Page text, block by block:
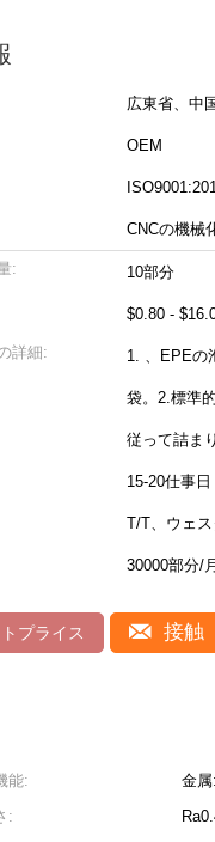
広東省、中
OEM
CNCの機械
: 10部分
$0.80 -
詳細: 1. 、EPEの
袋。2.標準
従って詰ま
15-20仕事日
T/T、ウェ
30000部分/月
プライス 接触
能:
金
: